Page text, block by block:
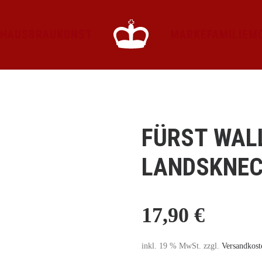
FÜRST
17,90 €
inkl. 19 % MwSt. zzgl.